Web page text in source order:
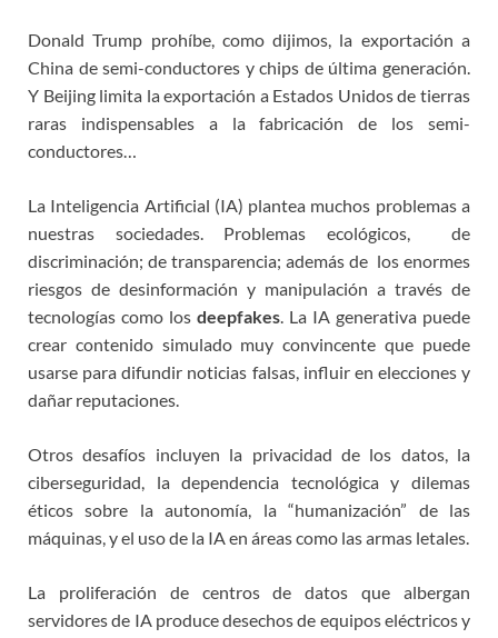
Donald Trump prohíbe, como dijimos, la exportación a
China de semi-conductores y chips de última generación.
Y Beijing limita la exportación a Estados Unidos de tierras
raras indispensables a la fabricación de los semi-
conductores…
La Inteligencia Artificial (IA) plantea muchos problemas a
nuestras sociedades. Problemas ecológicos, de
discriminación; de transparencia; además de los enormes
riesgos de desinformación y manipulación a través de
tecnologías como los deepfakes . La IA generativa puede
crear contenido simulado muy convincente que puede
usarse para difundir noticias falsas, influir en elecciones y
dañar reputaciones.
Otros desafíos incluyen la privacidad de los datos, la
ciberseguridad, la dependencia tecnológica y dilemas
éticos sobre la autonomía, la “humanización” de las
máquinas, y el uso de la IA en áreas como las armas letales.
La proliferación de centros de datos que albergan
servidores de IA produce desechos de equipos eléctricos y